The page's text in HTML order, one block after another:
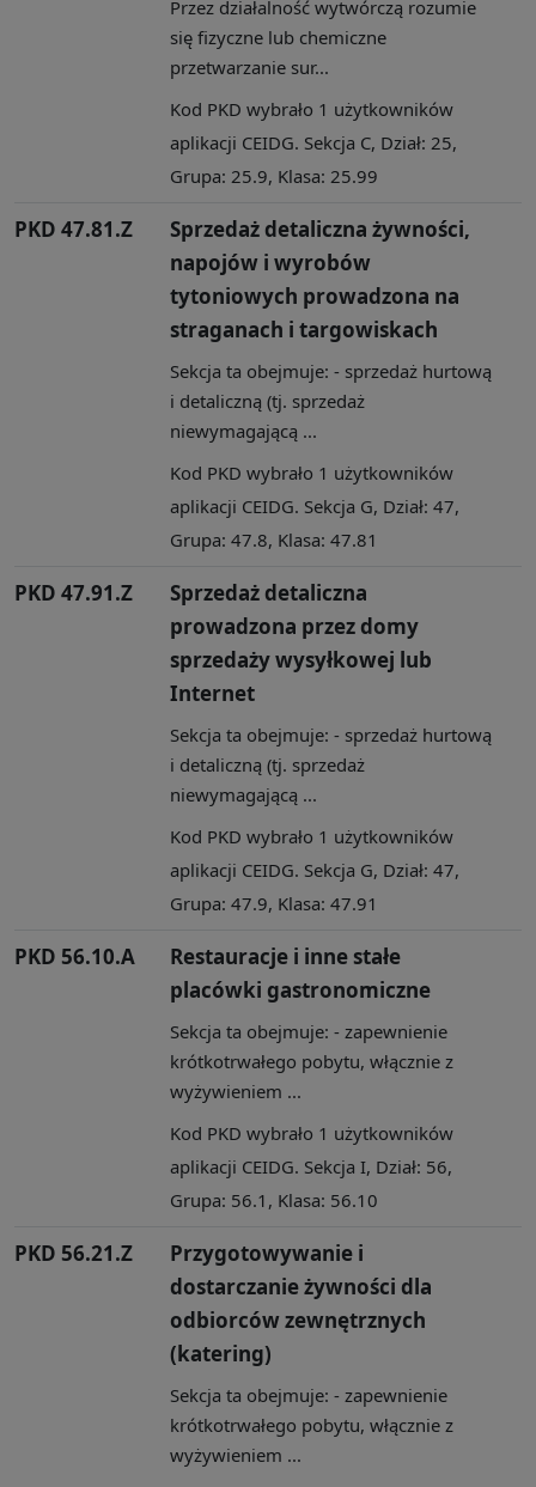
Przez działalność wytwórczą rozumie
się fizyczne lub chemiczne
przetwarzanie sur...
Kod PKD wybrało 1 użytkowników
aplikacji CEIDG. Sekcja C, Dział: 25,
Grupa: 25.9, Klasa: 25.99
PKD 47.81.Z
Sprzedaż detaliczna żywności,
napojów i wyrobów
tytoniowych prowadzona na
straganach i targowiskach
Sekcja ta obejmuje: - sprzedaż hurtową
i detaliczną (tj. sprzedaż
niewymagającą ...
Kod PKD wybrało 1 użytkowników
aplikacji CEIDG. Sekcja G, Dział: 47,
Grupa: 47.8, Klasa: 47.81
PKD 47.91.Z
Sprzedaż detaliczna
prowadzona przez domy
sprzedaży wysyłkowej lub
Internet
Sekcja ta obejmuje: - sprzedaż hurtową
i detaliczną (tj. sprzedaż
niewymagającą ...
Kod PKD wybrało 1 użytkowników
aplikacji CEIDG. Sekcja G, Dział: 47,
Grupa: 47.9, Klasa: 47.91
PKD 56.10.A
Restauracje i inne stałe
placówki gastronomiczne
Sekcja ta obejmuje: - zapewnienie
krótkotrwałego pobytu, włącznie z
wyżywieniem ...
Kod PKD wybrało 1 użytkowników
aplikacji CEIDG. Sekcja I, Dział: 56,
Grupa: 56.1, Klasa: 56.10
PKD 56.21.Z
Przygotowywanie i
dostarczanie żywności dla
odbiorców zewnętrznych
(katering)
Sekcja ta obejmuje: - zapewnienie
krótkotrwałego pobytu, włącznie z
wyżywieniem ...